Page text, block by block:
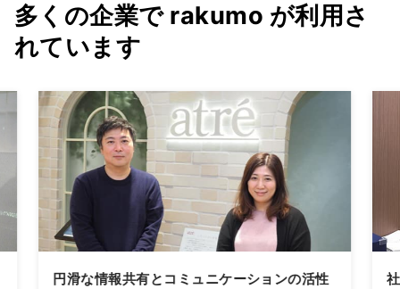
多くの企業で rakumo が利用さ
れています
円滑な情報共有とコミュニケーションの活性